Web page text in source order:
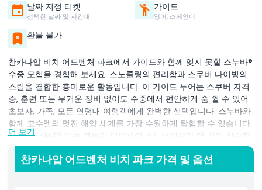
날짜 지정 티켓
선택한 날짜 및 시간대
가이드
영어, 스페인어
환불 불가
찬카나압 비치 어드벤처 파크에서 가이드와 함께 잊지 못할 스누바®
수중 모험을 경험해 보세요. 스노클링의 편리함과 스쿠버 다이빙의
스릴을 결합한 흥미로운 활동입니다. 이 가이드 투어는 스쿠버 자격
증, 훈련 또는 무거운 장비 없이도 수중에서 편안하게 숨 쉴 수 있어
초보자, 가족, 모든 연령대 여행객에게 완벽한 선택입니다. 스누바와
함께 코수멜의 멋진 해양 세계를 가장 수월하게 탐험할 수 있습니다.
공기 공급은 떠 있는 뗏목이 담당하여 스노클링보다 더 깊이 잠수할
수 있도록 하면서도 표면과 연결된 상태를 유지합니다. 맑은 카리브
해 물속으로 내려가면 다채로운 물고기, 산호 형성 및 생생한 해양
생물을 가까이서 볼 수 있습니다. 훈련된 전문 가이드가 경험 내내
더 보기
찬카나압 어드벤처 비치 파크 가격 및 옵션